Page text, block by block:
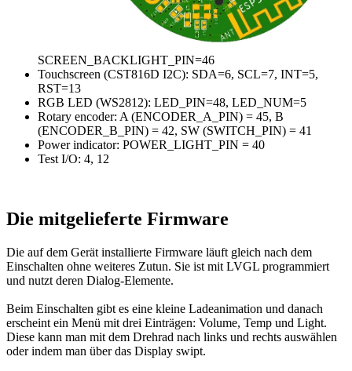
SCREEN_BACKLIGHT_PIN=46
Touchscreen (CST816D I2C): SDA=6, SCL=7, INT=5,
RST=13
RGB LED (WS2812): LED_PIN=48, LED_NUM=5
Rotary encoder: A (ENCODER_A_PIN) = 45, B
(ENCODER_B_PIN) = 42, SW (SWITCH_PIN) = 41
Power indicator: POWER_LIGHT_PIN = 40
Test I/O: 4, 12
Die mitgelieferte Firmware
Die auf dem Gerät installierte Firmware läuft gleich nach dem
Einschalten ohne weiteres Zutun. Sie ist mit LVGL programmiert
und nutzt deren Dialog-Elemente.
Beim Einschalten gibt es eine kleine Ladeanimation und danach
erscheint ein Menü mit drei Einträgen: Volume, Temp und Light.
Diese kann man mit dem Drehrad nach links und rechts auswählen
oder indem man über das Display swipt.